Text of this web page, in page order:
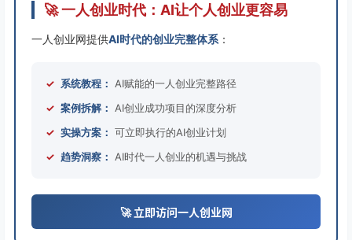
🚀 一人创业时代：AI让个人创业更容易
一人创业网提供AI时代的创业完整体系 ：
✓ 系统教程：
AI赋能的一人创业完整路径
✓ 案例拆解：
AI创业成功项目的深度分析
✓ 实操方案： 可立即执行的AI创业计划
✓ 趋势洞察： AI时代一人创业的机遇与挑战
🚀 立即访问一人创业网